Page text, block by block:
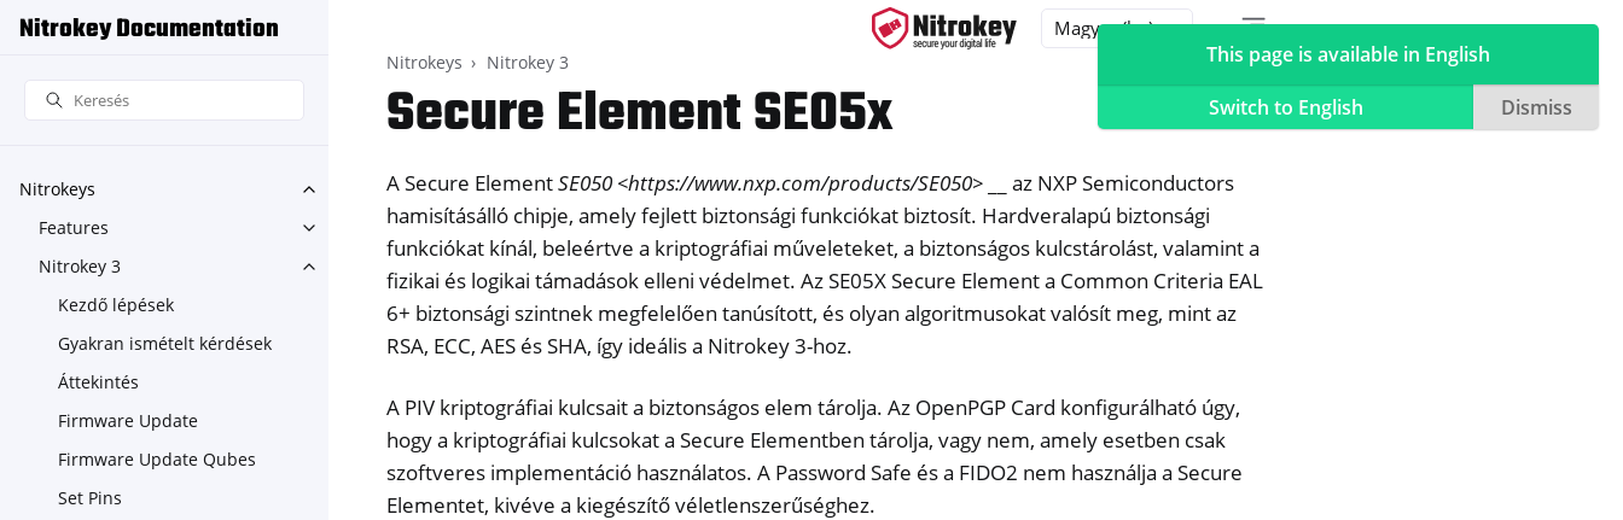
Nitrokey Documentation
Nitrokeys
Toggle navigation of Nitrokeys
Features
Toggle navigation of Features
Nitrokey 3
Toggle navigation of Nitrokey 3
Kezdő lépések
Gyakran ismételt kérdések
Áttekintés
Firmware Update
Firmware Update Qubes
Set Pins
Nitrokeys Nitrokey 3
Secure Element SE05x
A Secure ElementSE050 <https://www.nxp.com/products/SE050> __ az NXP Semiconductors
hamisításálló chipje, amely fejlett biztonsági funkciókat biztosít. Hardveralapú biztonsági
funkciókat kínál, beleértve a kriptográfiai műveleteket, a biztonságos kulcstárolást, valamint a
fizikai és logikai támadások elleni védelmet. Az SE05X Secure Element a Common Criteria EAL
6+ biztonsági szintnek megfelelően tanúsított, és olyan algoritmusokat valósít meg, mint az
RSA, ECC, AES és SHA, így ideális a Nitrokey 3-hoz.
A PIV kriptográfiai kulcsait a biztonságos elem tárolja. Az OpenPGP Card konfigurálható úgy,
hogy a kriptográfiai kulcsokat a Secure Elementben tárolja, vagy nem, amely esetben csak
szoftveres implementáció használatos. A Password Safe és a FIDO2 nem használja a Secure
Elementet, kivéve a kiegészítő véletlenszerűséghez.
This page is available in English
Switch to English
Dismiss